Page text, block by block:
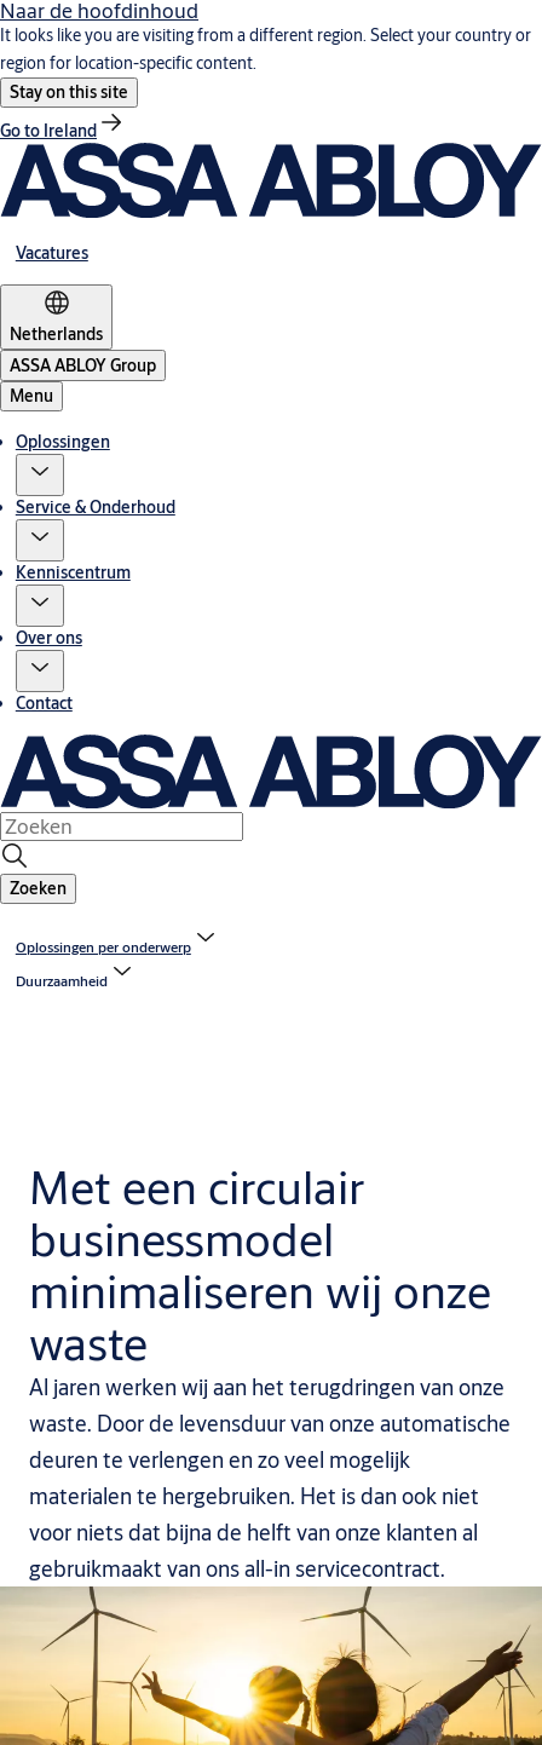
Naar de hoofdinhoud
It looks like you are visiting from a different region. Select your country or
region for location-specific content.
Stay on this site
Go to Ireland
Vacatures
Netherlands
ASSA ABLOY Group
Menu
Oplossingen
Service & Onderhoud
Kenniscentrum
Over ons
Contact
Zoeken
Oplossingen per onderwerp
Duurzaamheid
Met een circulair
businessmodel
minimaliseren wij onze
waste
Al jaren werken wij aan het terugdringen van onze
waste. Door de levensduur van onze automatische
deuren te verlengen en zo veel mogelijk
materialen te hergebruiken. Het is dan ook niet
voor niets dat bijna de helft van onze klanten al
gebruikmaakt van ons all-in servicecontract.